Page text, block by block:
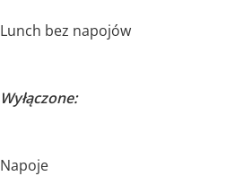
Lunch bez napojów
Wyłączone:
Napoje